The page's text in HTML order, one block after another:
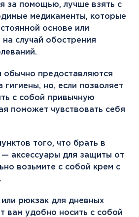
за помощью, лучше взять с
медикаменты, которые
основе или
случай обострения
обычно предоставляются
гигиены, но, если позволяет
с собой привычную
поможет чувствовать себя
того, что брать в
— аксессуары для защиты от
возьмите с собой крем с
рюкзак для дневных
вам удобно носить с собой